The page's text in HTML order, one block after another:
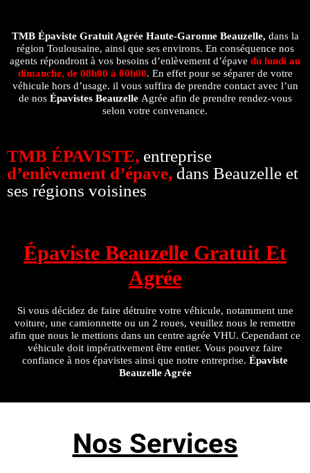
TMB Épaviste Gratuit AgréeHaute-Garonne Beauzelle, dans la
région Toulousaine, ainsi que ses environs. En conséquence nos
agents répondront à vos besoins d’enlèvement d’épave du lundi au
dimanche, de 08h00 à 00h00. En effet pour se séparer de votre
véhicule hors d’usage. il vous suffira de prendre contact avec l’un
de nos Épavistes Beauzelle Agrée afin de prendre rendez-vous
selon votre convenance.
TMB ÉPAVISTE, entreprise
d’enlèvement d’épave, dans Beauzelle et
ses régions voisines
Épaviste Beauzelle Gratuit Et
Agrée
Si vous décidez de faire détruire votre véhicule, notamment une
voiture, une camionnette ou un 2 roues, veuillez nous le remettre
afin que nous le mettions dans un centre agrée VHU. Cependant ce
véhicule doit impérativement être entier. Vous pouvez faire
confiance à nos épavistes ainsi que notre entreprise. Épaviste
Beauzelle Agrée
Nos Services